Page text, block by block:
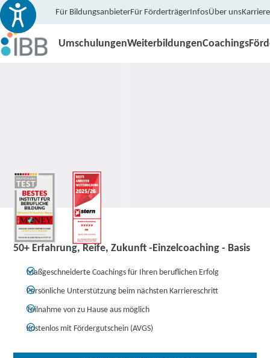
Für BildungsanbieterFür FörderträgerInfosÜber unsKarriere
UmschulungenWeiterbildungenCoachings
Coaching
50+ Erfahrung, Reife, Zukunft -Einzelcoaching - Basis
Maßgeschneiderte Coachings für Ihren beruflichen Erfolg
Persönliche Unterstützung beim nächsten Karriereschritt
Teilnahme von zu Hause aus möglich
Kostenlos mit Fördergutschein (AVGS)